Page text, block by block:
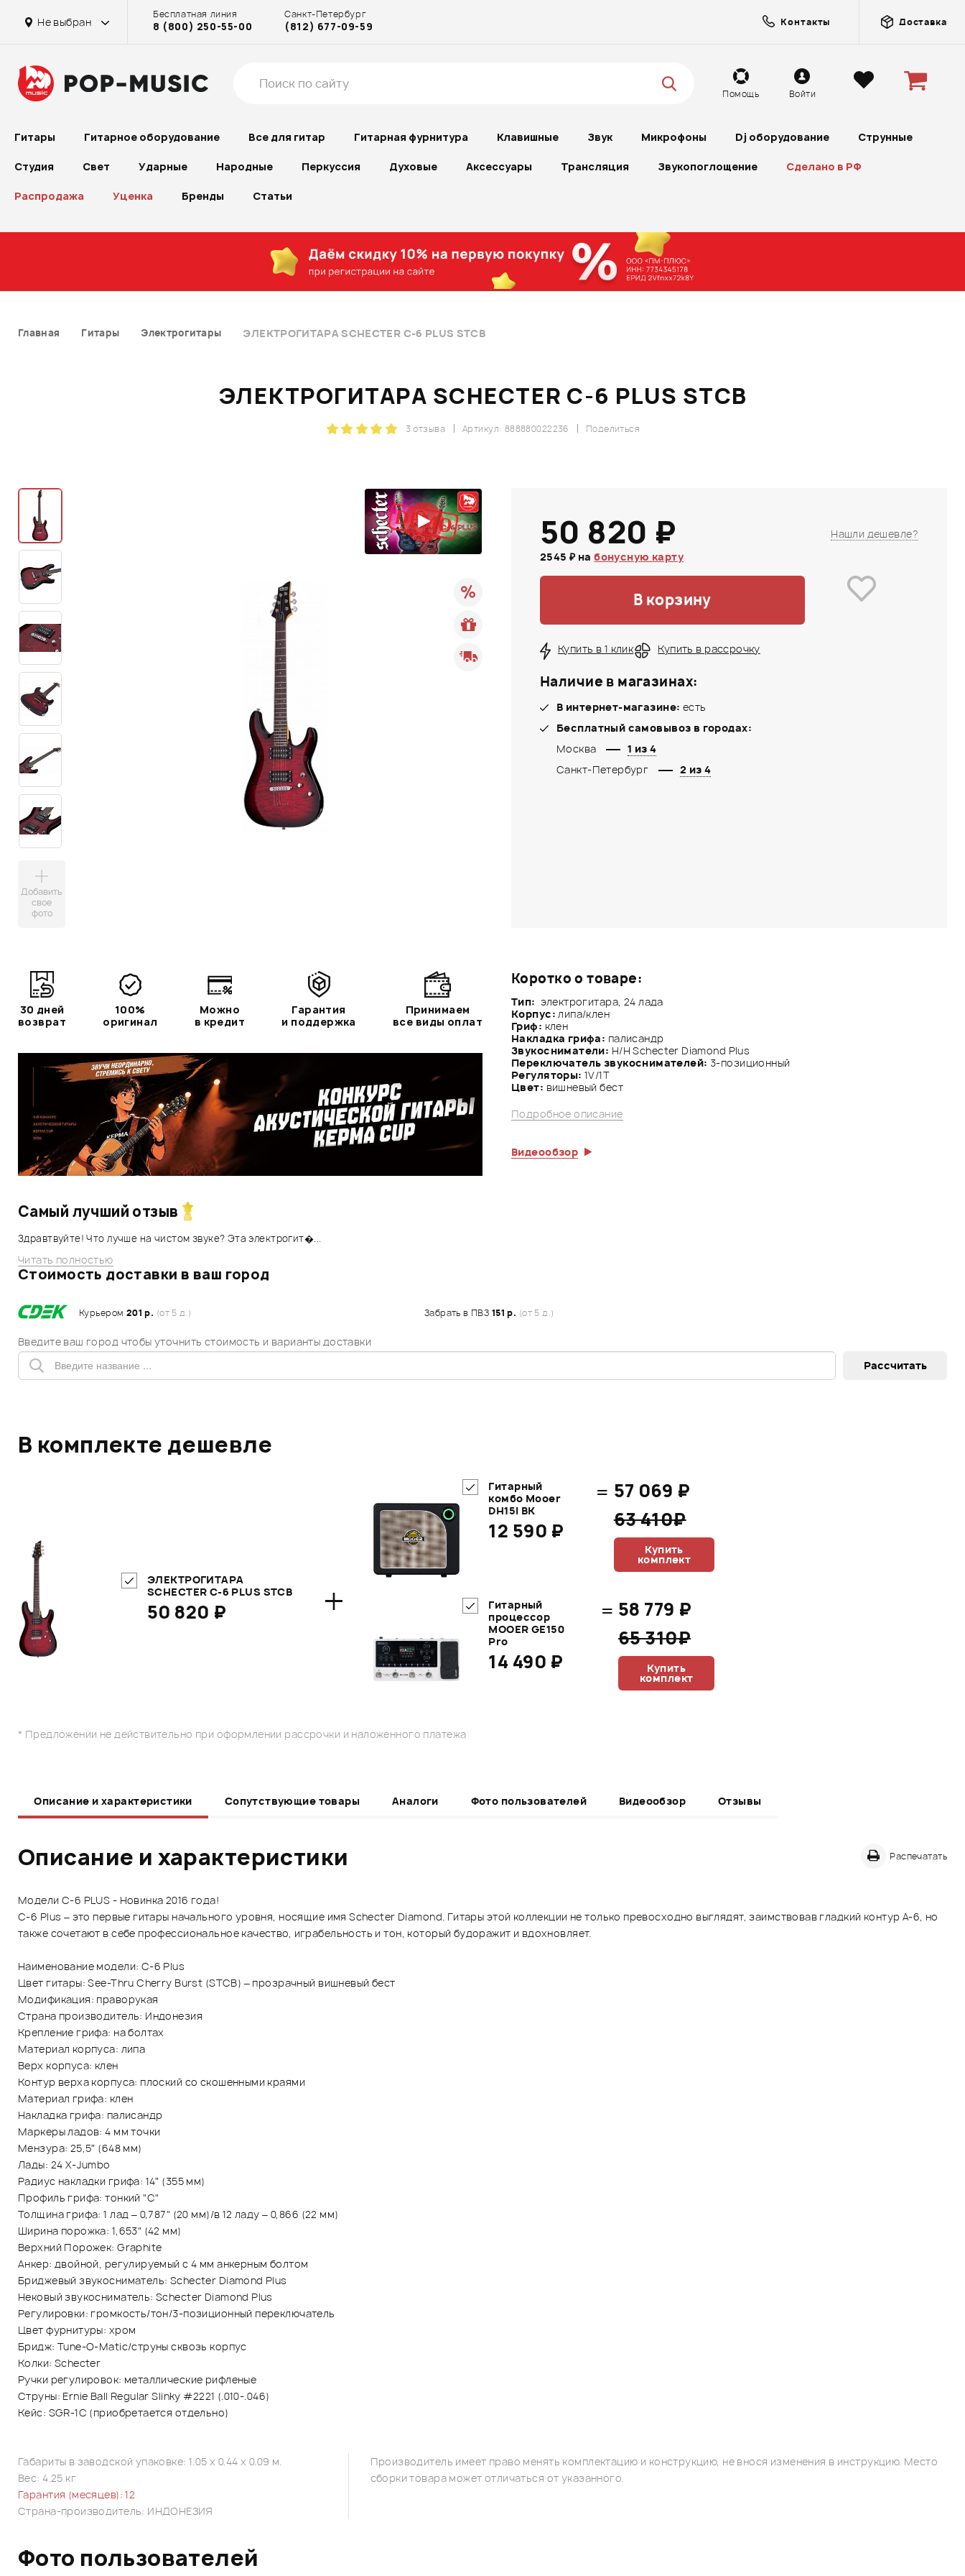
Не выбран
Бесплатная линия
8 (800) 250-55-00
Санкт-Петербург
(812) 677-09-59 Контакты Доставка
Помощь Войти
Гитары Гитарное оборудование Все для гитар Гитарная фурнитура Клавишные Звук Микрофоны Dj оборудование Струнные
Студия Свет Ударные Народные Перкуссия Духовые Аксессуары Трансляция Звукопоглощение Сделано в РФ
Распродажа Уценка Бренды Статьи
Главная Гитары Электрогитары ЭЛЕКТРОГИТАРА SCHECTER C-6 PLUS STCB
ЭЛЕКТРОГИТАРА SCHECTER C-6 PLUS STCB
Поделиться
Артикул: 888880022236
3 отзыва
Добавить
свое
фото
Коротко о товаре:
Тип: электрогитара, 24 лада
Корпус: липа/клен
Гриф: клен
Накладка грифа: палисандр
Звукосниматели: Н/Н Schecter Diamond Plus
Переключатель звукоснимателей: 3-позиционный
Регуляторы: 1V/1Т
Цвет: вишневый бест
Подробное описание
Видеообзор
50 820 ₽
2545 ₽ набонусную карту
Нашли дешевле?
В корзину
Купить в 1 клик Купить в рассрочку
Наличие в магазинах:
В интернет-магазине: есть
Бесплатный самовывоз в городах:
Москва
1 из 4
Санкт-Петербург
2 из 4
30 дней
возврат
100%
оригинал
Можно
в кредит
Гарантия
и поддержка
Принимаем
все виды оплат
Самый лучший отзыв
Здравтвуйте! Что лучше на чистом звуке? Эта электрогит�...
Читать полностью
Стоимость доставки в ваш город
Курьером 201 р. (от 5 д.) Забрать в ПВЗ 151 р. (от 5 д.)
Введите ваш город чтобы уточнить стоимость и варианты доставки
В комплекте дешевле
ЭЛЕКТРОГИТАРА
SCHECTER C-6 PLUS STCB
50 820 ₽ +
Гитарный
комбо Mooer
DH15i BK
12 590 ₽
= 57 069 ₽
63 410₽
Купить
комплект
Гитарный
процессор
MOOER GE150
Pro
14 490 ₽
= 58 779 ₽
65 310₽
Купить
комплект
* Предложении не действительно при оформлении рассрочки и наложенного платежа
Описание и характеристики Сопутствующие товары Аналоги Фото пользователей Видеообзор Отзывы
Описание и характеристики Распечатать
Модели C-6 PLUS - Новинка 2016 года!
C-6 Plus – это первые гитары начального уровня, носящие имя Schecter Diamond. Гитары этой коллекции не только превосходно выглядят, заимствовав гладкий контур А-6, но
также сочетают в себе профессиональное качество, играбельность и тон, который будоражит и вдохновляет.
Наименование модели: C-6 Plus
Цвет гитары: See-Thru Cherry Burst (STCB) – прозрачный вишневый бест
Модификация: праворукая
Страна производитель: Индонезия
Крепление грифа: на болтах
Материал корпуса: липа
Верх корпуса: клен
Контур верха корпуса: плоский со скошенными краями
Материал грифа: клен
Накладка грифа: палисандр
Маркеры ладов: 4 мм точки
Мензура: 25,5” (648 мм)
Лады: 24 X-Jumbo
Радиус накладки грифа: 14” (355 мм)
Профиль грифа: тонкий "С"
Толщина грифа: 1 лад – 0,787" (20 мм)/в 12 ладу – 0,866 (22 мм)
Ширина порожка: 1,653" (42 мм)
Верхний Порожек: Graphite
Анкер: двойной, регулируемый с 4 мм анкерным болтом
Бриджевый звукосниматель: Schecter Diamond Plus
Нековый звукосниматель: Schecter Diamond Plus
Регулировки: громкость/тон/3-позиционный переключатель
Цвет фурнитуры: хром
Бридж: Tune-O-Matic/струны сквозь корпус
Колки: Schecter
Ручки регулировок: металлические рифленые
Струны: Ernie Ball Regular Slinky #2221 (.010-.046)
Кейс: SGR-1C (приобретается отдельно)
Габариты в заводской упаковке: 1.05 x 0.44 x 0.09 м.
Вес: 4.25 кг
Гарантия (месяцев): 12
Страна-производитель: ИНДОНЕЗИЯ
Производитель имеет право менять комплектацию и конструкцию, не внося изменения в инструкцию. Место
сборки товара может отличаться от указанного.
Фото пользователей
на Рубинштейна